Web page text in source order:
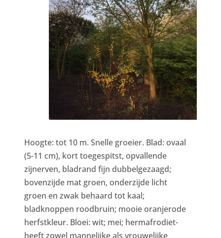
Hoogte: tot 10 m. Snelle groeier. Blad: ovaal
(5-11 cm), kort toegespitst, opvallende
zijnerven, bladrand fijn dubbelgezaagd;
bovenzijde mat groen, onderzijde licht
groen en zwak behaard tot kaal;
bladknoppen roodbruin; mooie oranjerode
herfstkleur. Bloei: wit; mei; hermafrodiet-
heeft zowel mannelijke als vrouwelijke